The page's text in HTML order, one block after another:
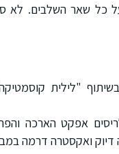
על כל שאר השלבים.
"לילית
אפקט הארכה
דיוק ואקסטרה דרמה